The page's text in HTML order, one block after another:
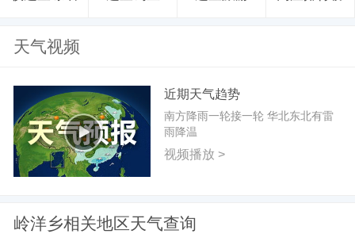
天气视频
近期天气趋势
南方降雨一轮接一轮 华北东北有雷
雨降温
视频播放 >
岭洋乡相关地区天气查询